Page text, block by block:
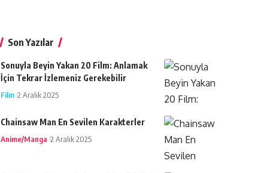
Son Yazılar
Sonuyla Beyin Yakan 20 Film: Anlamak
İçin Tekrar İzlemeniz Gerekebilir
Film 2 Aralık 2025
Chainsaw Man En Sevilen Karakterler
Anime/Manga 2 Aralık 2025